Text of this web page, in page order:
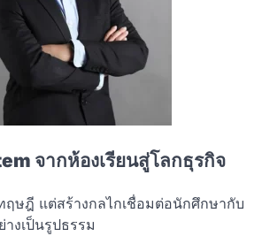
จากห้องเรียนสู่โลกธุรกิจ
ษฎี แต่สร้างกลไกเชื่อมต่อนักศึกษากับ
งเป็นรูปธรรม